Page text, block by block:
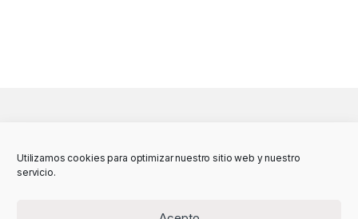
Utilizamos cookies para optimizar nuestro sitio web y nuestro
servicio.